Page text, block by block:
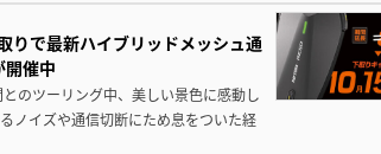
りで最新ハイブリッドメッシュ通
開催中
のツーリング中、美しい景色に感動し
ノイズや通信切断にため息をついた経